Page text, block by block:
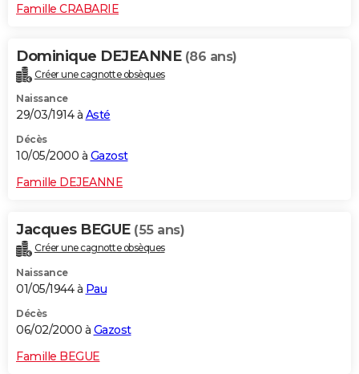
Famille CRABARIE
Dominique DEJEANNE (86 ans)
Créer une cagnotte obsèques
Naissance
29/03/1914 à Asté
Décès
10/05/2000 à Gazost
Famille DEJEANNE
Jacques BEGUE (55 ans)
Créer une cagnotte obsèques
Naissance
01/05/1944 à Pau
Décès
06/02/2000 à Gazost
Famille BEGUE